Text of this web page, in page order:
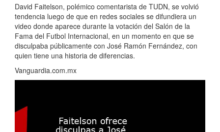
David Faitelson, polémico comentarista de TUDN, se volvió
tendencia luego de que en redes sociales se difundiera un
video donde aparece durante la votación del Salón de la
Fama del Futbol Internacional, en un momento en que se
disculpaba públicamente con José Ramón Fernández, con
quien tiene una historia de diferencias.
Vanguardia.com.mx